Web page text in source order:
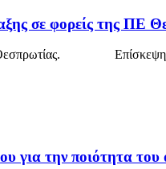
σε φορείς της ΠΕ
Επίσκεψη
την ποιότητα του